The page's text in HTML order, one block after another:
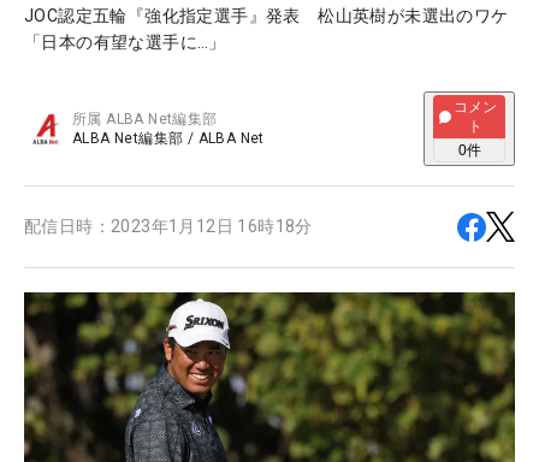
JOC認定五輪『強化指定選手』発表 松山英樹が未選出のワケ
「日本の有望な選手に…」
所属ALBA Net編集部
ALBA Net編集部 / ALBA Net
コメン
ト
0件
配信日時： 2023年1月12日 16時18分